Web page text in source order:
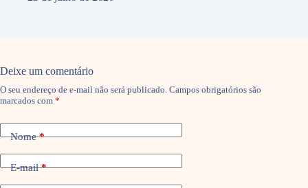
Deixe um comentário
O seu endereço de e-mail não será publicado. Campos obrigatórios são
marcados com *
Nome*
E-mail*